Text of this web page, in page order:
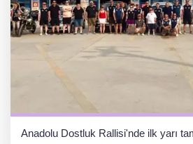
Anadolu Dostluk Rallisi'nde ilk yarı